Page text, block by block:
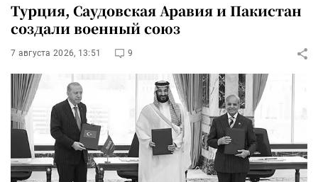
Турция, Саудовская Аравия и Пакистан
создали военный союз
7 августа 2026, 13:51 9